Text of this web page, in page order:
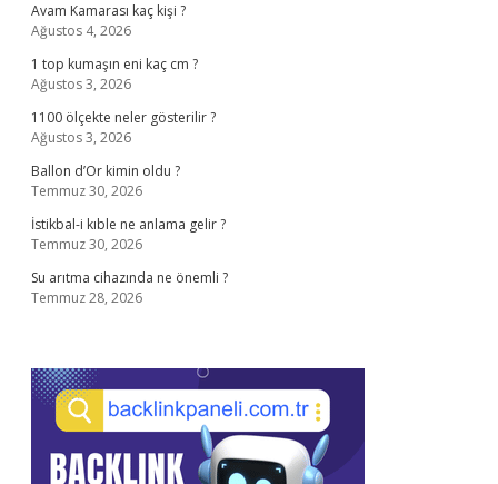
Avam Kamarası kaç kişi ?
Ağustos 4, 2026
1 top kumaşın eni kaç cm ?
Ağustos 3, 2026
1100 ölçekte neler gösterilir ?
Ağustos 3, 2026
Ballon d’Or kimin oldu ?
Temmuz 30, 2026
İstikbal-i kıble ne anlama gelir ?
Temmuz 30, 2026
Su arıtma cihazında ne önemli ?
Temmuz 28, 2026